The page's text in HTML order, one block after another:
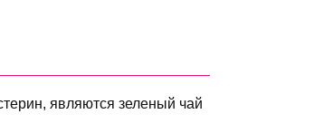
являются зеленый чай